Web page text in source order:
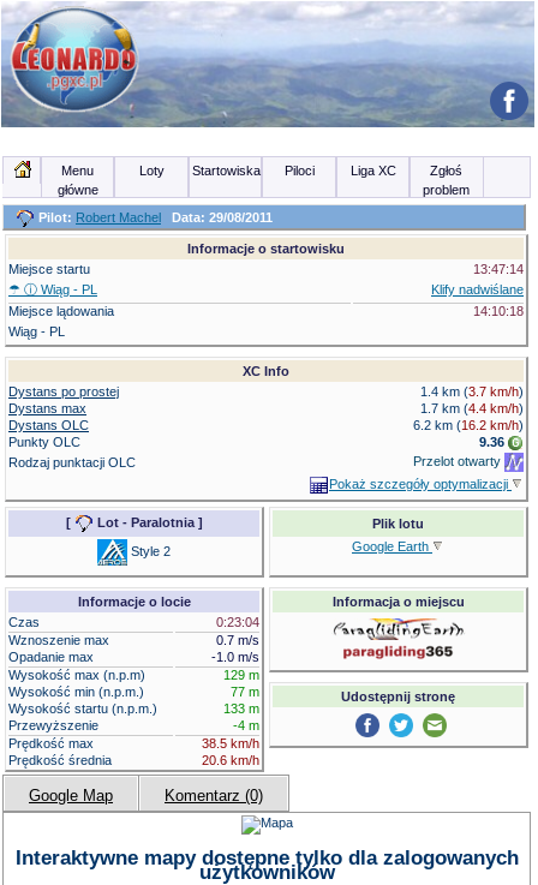
Menu
główne
Loty Startowiska Piloci Liga XC
Zgłoś
problem
Pilot: Robert Machel Data: 29/08/2011
Informacje o startowisku
Miejsce startu
13:47:14
☂ ⓘ Wiąg - PL
Klify nadwiślane
Miejsce lądowania
14:10:18
Wiąg - PL
XC Info
Dystans po prostej
1.4 km (3.7 km/h)
Dystans max
1.7 km (4.4 km/h)
Dystans OLC
6.2 km (16.2 km/h)
Punkty OLC
9.36
Rodzaj punktacji OLC
Przelot otwarty
Pokaż szczegóły optymalizacji
[ Lot - Paralotnia]
Style 2
Informacje o locie
Czas
0:23:04
Wznoszenie max
0.7 m/s
Opadanie max
-1.0 m/s
Wysokość max (n.p.m)
129 m
Wysokość min (n.p.m.)
77 m
Wysokość startu (n.p.m.)
133 m
Przewyższenie
-4 m
Prędkość max
38.5 km/h
Prędkość średnia
20.6 km/h
Plik lotu
Google Earth
Informacja o miejscu
Udostępnij stronę
Google Map Komentarz (0)
Interaktywne mapy dostępne tylko dla zalogowanych
użytkowników